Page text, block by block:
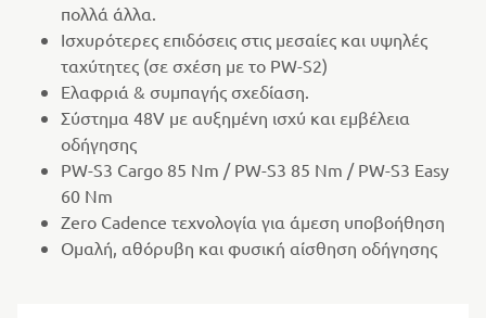
πολλά άλλα.
Ισχυρότερες επιδόσεις στις μεσαίες και υψηλές
ταχύτητες (σε σχέση με το PW-S2)
Ελαφριά & συμπαγής σχεδίαση.
Σύστημα 48V με αυξημένη ισχύ και εμβέλεια
οδήγησης
PW-S3 Cargo 85 Nm / PW-S3 85 Nm / PW-S3 Easy
60 Nm
Zero Cadence τεχνολογία για άμεση υποβοήθηση
Ομαλή, αθόρυβη και φυσική αίσθηση οδήγησης